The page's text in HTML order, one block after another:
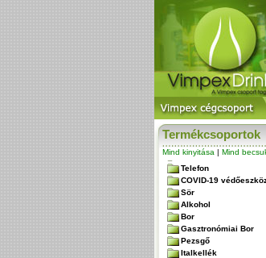
Termékcsoportok
Mind kinyitása | Mind
Telefon
COVID-19
Sör
Alkohol
Bor
Gasztronómiai Bor
Pezsgő
Italkellék